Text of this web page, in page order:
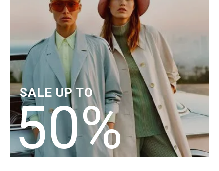
SALE UP TO
50%